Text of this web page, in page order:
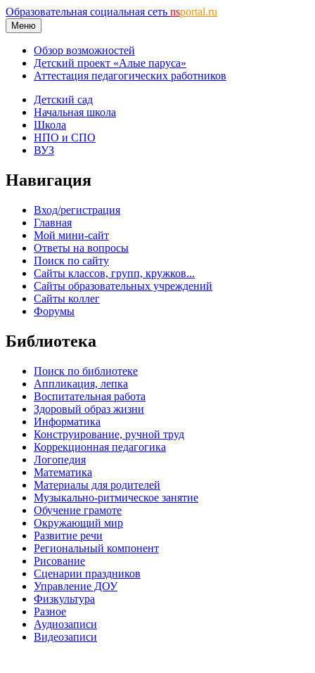
Образовательная социальная сеть nsportal.ru
Меню
Обзор возможностей
Детский проект «Алые паруса»
Аттестация педагогических работников
Детский сад
Начальная школа
Школа
НПО и СПО
ВУЗ
Навигация
Вход/регистрация
Главная
Мой мини-сайт
Ответы на вопросы
Поиск по сайту
Сайты классов, групп, кружков...
Сайты образовательных учреждений
Сайты коллег
Форумы
Библиотека
Поиск по библиотеке
Аппликация, лепка
Воспитательная работа
Здоровый образ жизни
Информатика
Конструирование, ручной труд
Коррекционная педагогика
Логопедия
Математика
Материалы для родителей
Музыкально-ритмическое занятие
Обучение грамоте
Окружающий мир
Развитие речи
Региональный компонент
Рисование
Сценарии праздников
Управление ДОУ
Физкультура
Разное
Аудиозаписи
Видеозаписи